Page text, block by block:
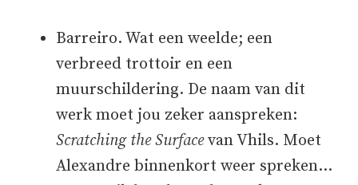
Barreiro. Wat een weelde; een
verbreed trottoir en een
muurschildering. De naam van dit
werk moet jou zeker aanspreken:
Scratching the Surfacevan Vhils. Moet
Alexandre binnenkort weer spreken…